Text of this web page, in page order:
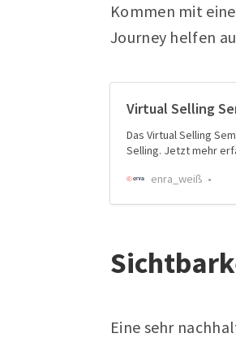
Kommen mit
Journey helfen
Virtual Selling
Das Virtual Selling
Selling. Jetzt mehr
enra_weiß
Eine sehr